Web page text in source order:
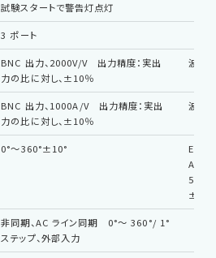
試験スタートで警告灯点灯
3 ポート
BNC 出力、2000V/V 出力精度：実出
力の比に対し、±10％
波形
BNC 出力、1000A/V 出力精度：実出
力の比に対し、±10％
波形
0°〜360°±10°
EUT
±10
非同期、AC ライン同期 0°〜 360°/ 1°
ステップ、外部入力